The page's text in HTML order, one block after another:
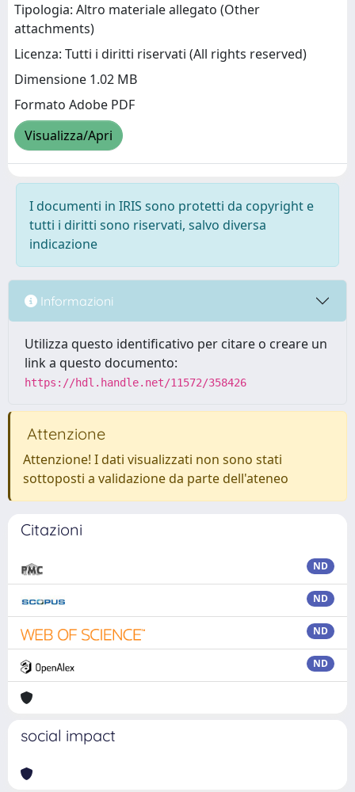
Tipologia: Altro materiale allegato (Other
attachments)
Licenza: Tutti i diritti riservati (All rights reserved)
Dimensione 1.02 MB
Formato Adobe PDF
Visualizza/Apri
I documenti in IRIS sono protetti da copyright e
tutti i diritti sono riservati, salvo diversa
indicazione
Informazioni
Utilizza questo identificativo per citare o creare un
link a questo documento:
https://hdl.handle.net/11572/358426
Attenzione
Attenzione! I dati visualizzati non sono stati
sottoposti a validazione da parte dell'ateneo
Citazioni
ND
ND
ND
ND
social impact